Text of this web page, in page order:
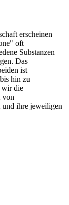
erscheinen
oft
Substanzen
Das
ist
hin zu
wir die
von
ihre jeweiligen